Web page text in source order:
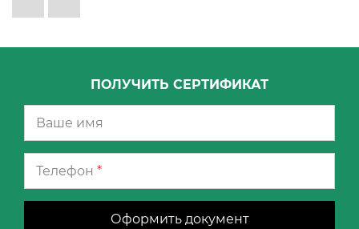
ПОЛУЧИТЬ СЕРТИФИКАТ
Телефон *
Оформить документ